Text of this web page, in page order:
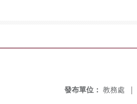
發布單位： 教務處 |